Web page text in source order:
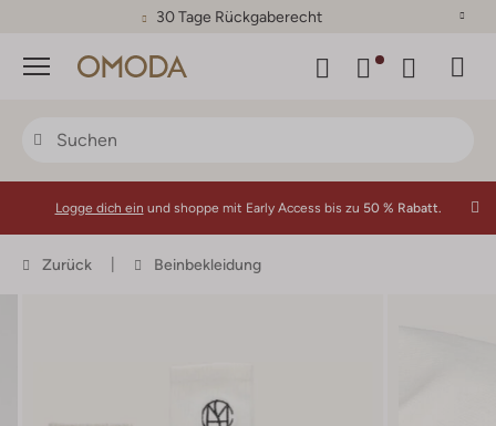
30 Tage Rückgaberecht
Menü
Logge dich ein und shoppe mit Early Access bis zu 50 % Rabatt.
Zurück Beinbekleidung